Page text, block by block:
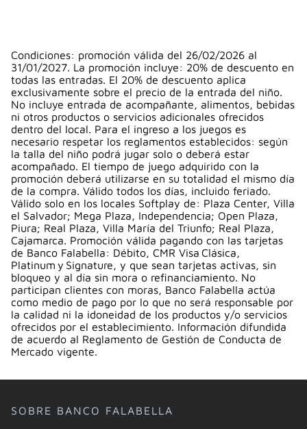
Condiciones: promoción válida del 26/02/2026 al
31/01/2027. La promoción incluye: 20% de descuento en
todas las entradas. El 20% de descuento aplica
exclusivamente sobre el precio de la entrada del niño.
No incluye entrada de acompañante, alimentos, bebidas
ni otros productos o servicios adicionales ofrecidos
dentro del local. Para el ingreso a los juegos es
necesario respetar los reglamentos establecidos: según
la talla del niño podrá jugar solo o deberá estar
acompañado. El tiempo de juego adquirido con la
promoción deberá utilizarse en su totalidad el mismo día
de la compra. Válido todos los días, incluido feriado.
Válido solo en los locales Softplay de: Plaza Center, Villa
el Salvador; Mega Plaza, Independencia; Open Plaza,
Piura; Real Plaza, Villa María del Triunfo; Real Plaza,
Cajamarca. Promoción válida pagando con las tarjetas
de Banco Falabella: Débito, CMR Visa Clásica,
Platinum y Signature, y que sean tarjetas activas, sin
bloqueo y al día sin mora o refinanciamiento. No
participan clientes con moras, Banco Falabella actúa
como medio de pago por lo que no será responsable por
la calidad ni la idoneidad de los productos y/o servicios
ofrecidos por el establecimiento. Información difundida
de acuerdo al Reglamento de Gestión de Conducta de
Mercado vigente.
SOBRE BANCO FALABELLA